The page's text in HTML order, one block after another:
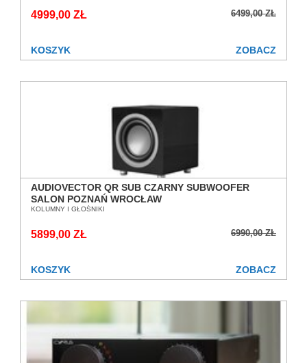
6499,00 ZŁ
4999,00 ZŁ
KOSZYK ZOBACZ
AUDIOVECTOR QR SUB CZARNY SUBWOOFER
SALON POZNAŃ WROCŁAW
KOLUMNY I GŁOŚNIKI
6990,00 ZŁ
5899,00 ZŁ
KOSZYK ZOBACZ